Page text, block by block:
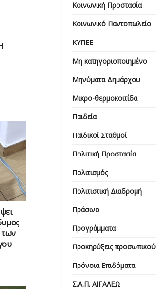
των
Κοινωνική Προστασία
Κοινωνικό Παντοπωλείο
ΚΥΠΕΕ
Μη κατηγοριοποιημένο
Μηνύματα Δημάρχου
Μικρο-θερμοκοιτίδα
Παιδεία
Παιδικοί Σταθμοί
Πολιτική Προστασία
Πολιτισμός
Πολιτιστική Διαδρομή
Πράσινο
Προγράμματα
Προκηρύξεις προσωπικού
Πρόνοια Επιδόματα
Σ.Α.Π. ΑΙΓΑΛΕΩ